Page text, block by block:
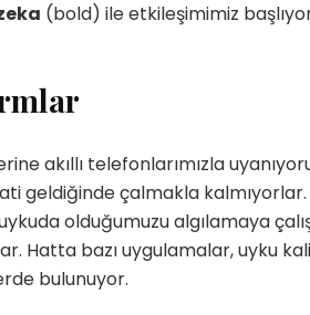
(bold) ile etkileşimimiz
akıllı telefonlarımızla
geldiğinde çalmakla
olduğumuzu algılamaya
Hatta bazı uygulamalar, uyku
bulunuyor.